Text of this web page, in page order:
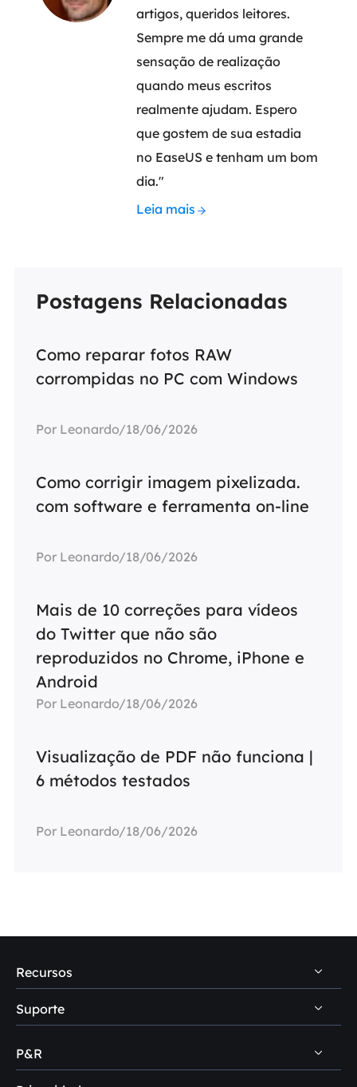
artigos, queridos leitores.
Sempre me dá uma grande
sensação de realização
quando meus escritos
realmente ajudam. Espero
que gostem de sua estadia
no EaseUS e tenham um bom
dia."
Leia mais
Postagens Relacionadas
Como reparar fotos RAW
corrompidas no PC com Windows
Por Leonardo/18/06/2026
Como corrigir imagem pixelizada.
com software e ferramenta on-line
Por Leonardo/18/06/2026
Mais de 10 correções para vídeos
do Twitter que não são
reproduzidos no Chrome, iPhone e
Android
Por Leonardo/18/06/2026
Visualização de PDF não funciona |
6 métodos testados
Por Leonardo/18/06/2026
Recursos
Dicas de recuperação de dados PC
Dicas de recuperação de dados Mac
Suporte
Central de suporte
Download
P&R